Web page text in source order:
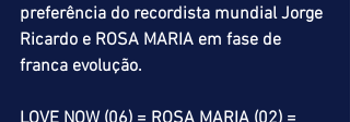
preferência do recordista mundial Jorge
Ricardo e ROSA MARIA em fase de
franca evolução.